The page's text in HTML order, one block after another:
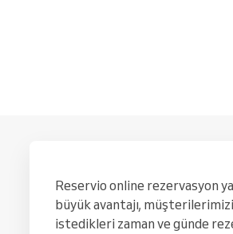
Reservio online rezervasyon
büyük avantajı,
istedikleri zaman ve günde